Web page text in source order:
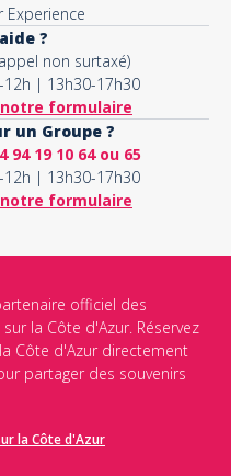
Experience
?
non surtaxé)
| 13h30-17h30
notre formulaire
un Groupe ?
94 19 10 64 ou 65
| 13h30-17h30
notre formulaire
officiel des
la Côte d'Azur. Réservez
Côte d'Azur directement
partager des souvenirs
la Côte d'Azur